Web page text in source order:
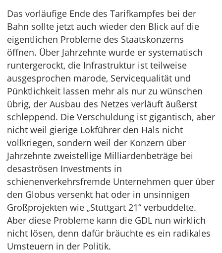
Das vorläufige Ende des Tarifkampfes bei der
Bahn sollte jetzt auch wieder den Blick auf die
eigentlichen Probleme des Staatskonzerns
öffnen. Über Jahrzehnte wurde er systematisch
runtergerockt, die Infrastruktur ist teilweise
ausgesprochen marode, Servicequalität und
Pünktlichkeit lassen mehr als nur zu wünschen
übrig, der Ausbau des Netzes verläuft äußerst
schleppend. Die Verschuldung ist gigantisch, aber
nicht weil gierige Lokführer den Hals nicht
vollkriegen, sondern weil der Konzern über
Jahrzehnte zweistellige Milliardenbeträge bei
desaströsen Investments in
schienenverkehrsfremde Unternehmen quer über
den Globus versenkt hat oder in unsinnigen
Großprojekten wie „Stuttgart 21“ verbuddelte.
Aber diese Probleme kann die GDL nun wirklich
nicht lösen, denn dafür bräuchte es ein radikales
Umsteuern in der Politik.